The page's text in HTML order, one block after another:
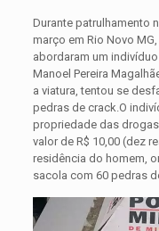
Durante patrulhamento
março em Rio Novo
abordaram um
Manoel Pereira
a viatura, tentou se
pedras de crack. O
propriedade das
valor de R$ 10,00 (dez
residência do homem,
sacola com 60 pedras